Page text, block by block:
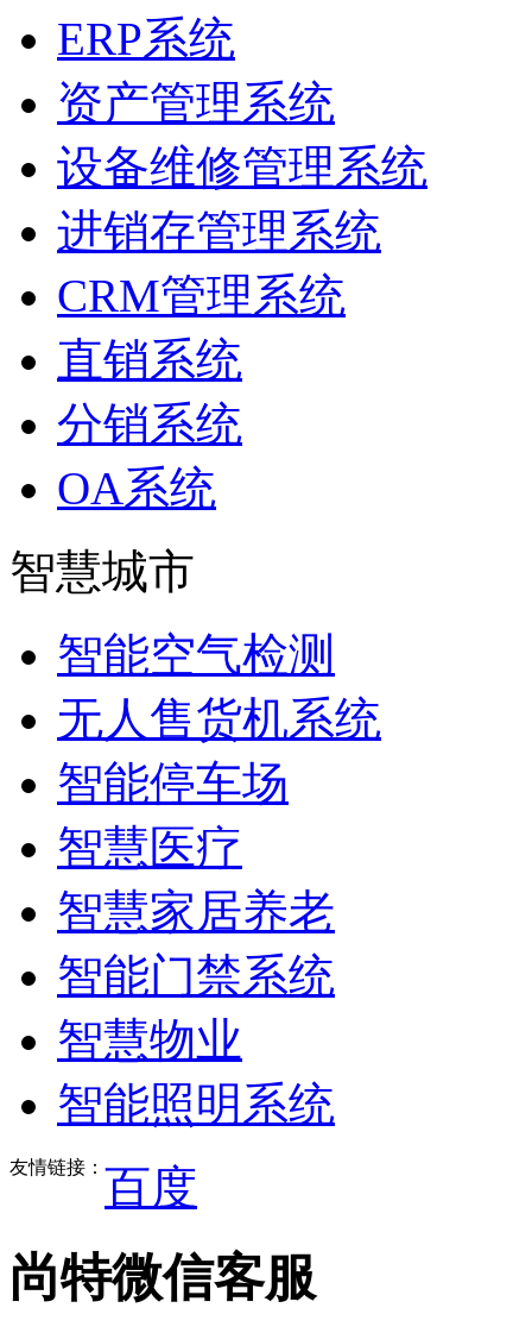
ERP系统
资产管理系统
设备维修管理系统
进销存管理系统
CRM管理系统
直销系统
分销系统
OA系统
智慧城市
智能空气检测
无人售货机系统
智能停车场
智慧医疗
智慧家居养老
智能门禁系统
智慧物业
智能照明系统
友情链接： 百度
尚特微信客服